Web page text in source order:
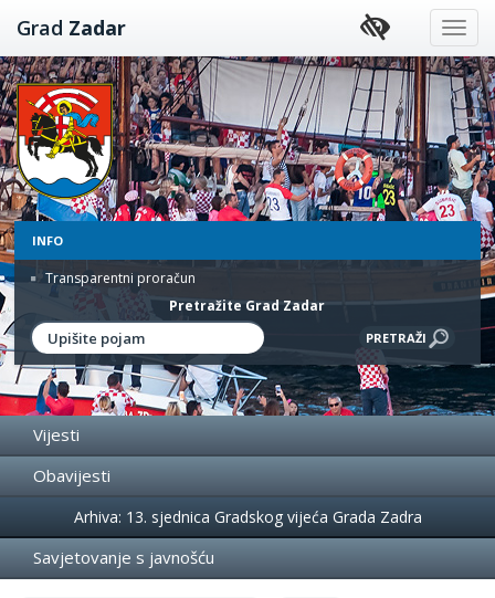
Preskoči
na
sadržaj
Grad Zadar
INFO
Transparentni proračun
Pretražite Grad Zadar
Vijesti
Obavijesti
Događanja
Arhiva: 13. sjednica Gradskog vijeća Grada Zadra
Savjetovanje s javnošću